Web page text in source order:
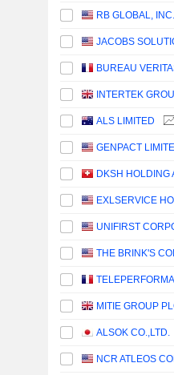
RB GLOBAL, INC.
JACOBS
BUREAU
INTERTEK
ALS LIMITED
GENPACT
DKSH HOLDING
EXLSERVICE
UNIFIRST
THE BRINK'S
MITIE GROUP
ALSOK CO.,LTD.
NCR ATLEOS